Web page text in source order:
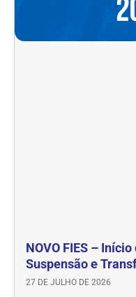
NOVO FIES –
Suspensão e
27 DE JULHO DE 2026